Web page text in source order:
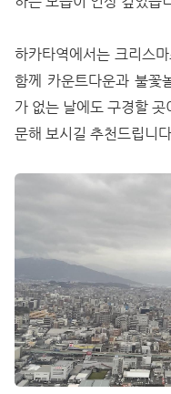
하카타역에서는 크리스
함께 카운트다운과 불꽃
가 없는 날에도 구경할
문해 보시길 추천드립니